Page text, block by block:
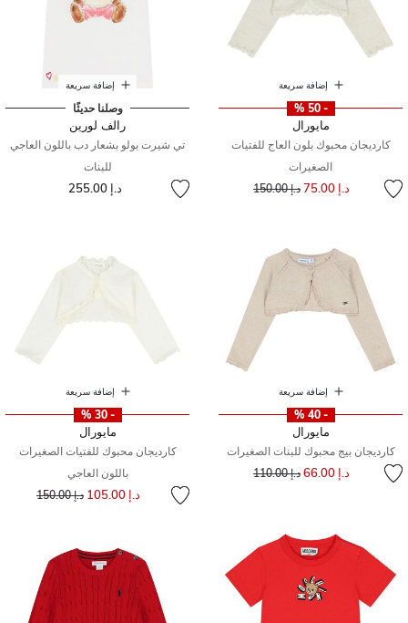
إضافة سريعة
- 50 %
مايورال
كارديجان محبوك بلون العاج للفتيات
الصغيرات
د.إ 75.00 سعر مخفض مند.إ 150.00
إضافة سريعة
وصلنا حديثًا
رالف لورين
تي شيرت بولو بشعار دب باللون العاجي
للبنات
د.إ 255.00
إضافة سريعة
- 40 %
مايورال
كارديجان بيج محبوك للبنات الصغيرات
د.إ 66.00 سعر مخفض مند.إ 110.00
إضافة سريعة
- 30 %
مايورال
كارديجان محبوك للفتيات الصغيرات
باللون العاجي
د.إ 105.00 سعر مخفض من
د.إ 150.00 إلى